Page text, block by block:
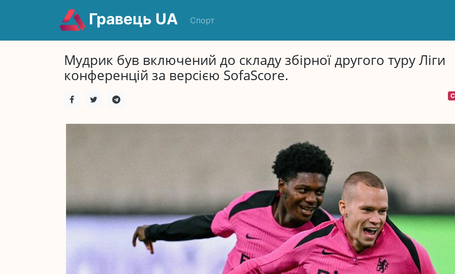
Гравець UA Спорт
Мудрик був включений до складу збірної другого туру Ліги
конференцій за версією SofaScore.